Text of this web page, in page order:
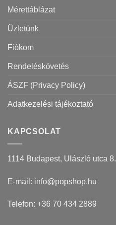
Mérettáblázat
Üzletünk
Fiókom
Rendeléskövetés
ÁSZF (Privacy Policy)
Adatkezelési tájékoztató
KAPCSOLAT
1114 Budapest, Ulászló utca 8.
E-mail: info@popshop.hu
Telefon: +36 70 434 2889